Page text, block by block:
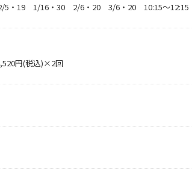
・19 1/16・30 2/6・20 3/6・20 10:15～12:15
円(税込)×2回